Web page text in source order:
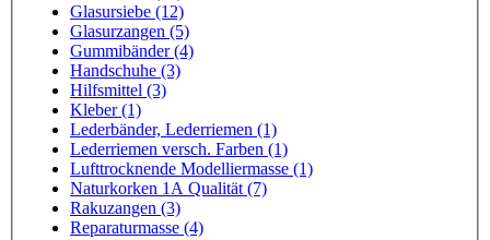
Glasursiebe (12)
Glasurzangen (5)
Gummibänder (4)
Handschuhe (3)
Hilfsmittel (3)
Kleber (1)
Lederbänder, Lederriemen (1)
Lederriemen versch. Farben (1)
Lufttrocknende Modelliermasse (1)
Naturkorken 1A Qualität (7)
Rakuzangen (3)
Reparaturmasse (4)